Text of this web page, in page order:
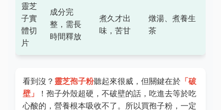
靈芝
子實
體切
片
成分完
整，需長
時間釋放
煮久才出
味，苦甘
燉湯、煮養生
茶
看到沒？ 靈芝孢子粉聽起來很威，但關鍵在於 「破
壁」
！孢子外殼超硬，不破壁的話，吃進去等於吃
心酸的，營養根本吸收不了。所以買孢子粉，一定